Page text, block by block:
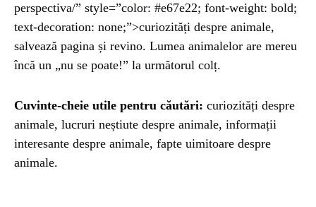
perspectiva/” style=”color: #e67e22; font-weight: bold;
text-decoration: none;”>curiozități despre animale,
salvează pagina și revino. Lumea animalelor are mereu
încă un „nu se poate!” la următorul colț.
Cuvinte-cheie utile pentru căutări: curiozități despre
animale, lucruri neștiute despre animale, informații
interesante despre animale, fapte uimitoare despre
animale.